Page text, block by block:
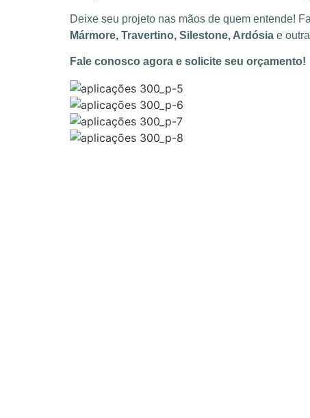
Deixe seu projeto nas mãos de quem entende!
Mármore, Travertino, Silestone, Ardósia e
Fale conosco agora e solicite seu orçamento!